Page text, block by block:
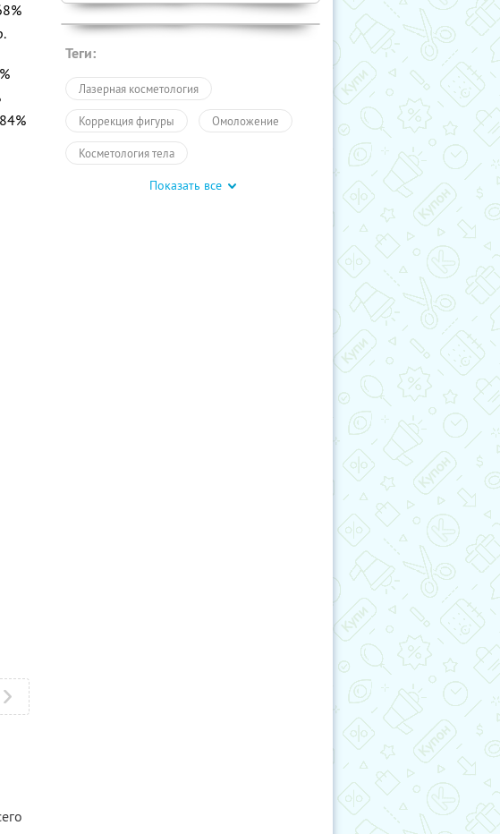
Теги:
Лазерная косметология
Коррекция фигуры Омоложение
Косметология тела
Косметология лицаПоказать все